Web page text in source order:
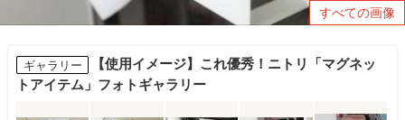
すべての画像
ギャラリー
【使用イメージ】これ優秀！ニトリ「マグネッ
トアイテム」フォトギャラリー